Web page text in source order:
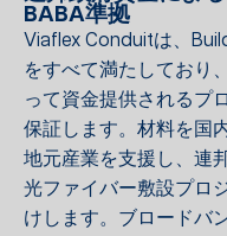
BABA準拠
Viaflex Conduitは、
をすべて満たしており
って資金提供されるプ
保証します。材料を国
地元産業を支援し、連
光ファイバー敷設プロ
けします。ブロードバ